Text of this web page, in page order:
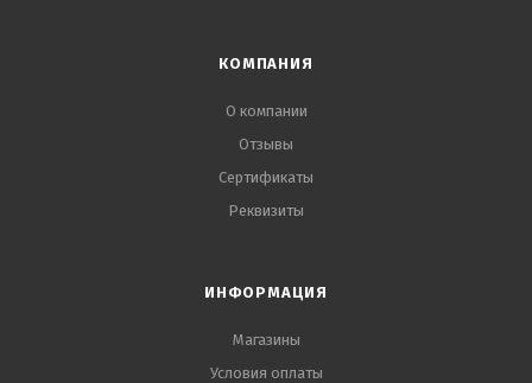
КОМПАНИЯ
О компании
Отзывы
Сертификаты
Реквизиты
ИНФОРМАЦИЯ
Магазины
Условия оплаты